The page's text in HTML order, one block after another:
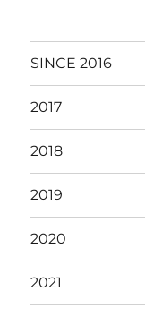
SINCE 2016
2017
2018
2019
2020
2021